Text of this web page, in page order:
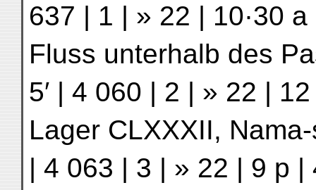
637 | 1 | » 22 | 10·30 a
Fluss unterhalb des
5′ | 4 060 | 2 | » 22 |
Lager CLXXXII, Nama-
| 4 063 | 3 | » 22 | 9 p |